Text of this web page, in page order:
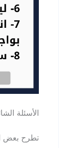
الأسئلة
تطرح بعض